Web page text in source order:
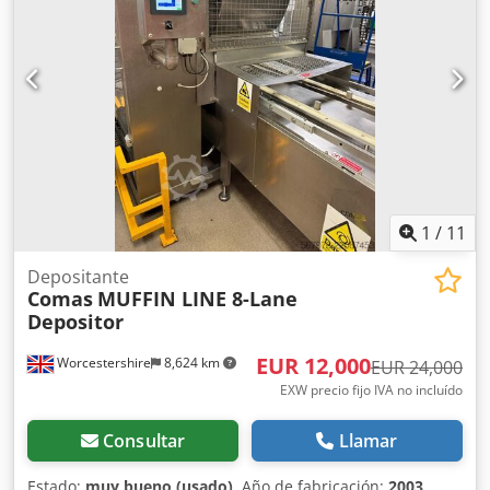
1 / 11
Worcestershire 8,624 km
Depositante
Comas MUFFIN LINE 8-Lane
Depositor
EUR 12,000EUR 24,000
EXW precio fijo IVA no incluído
Consultar Llamar